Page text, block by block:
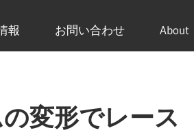
報 お問い合わせ About
変形でレース